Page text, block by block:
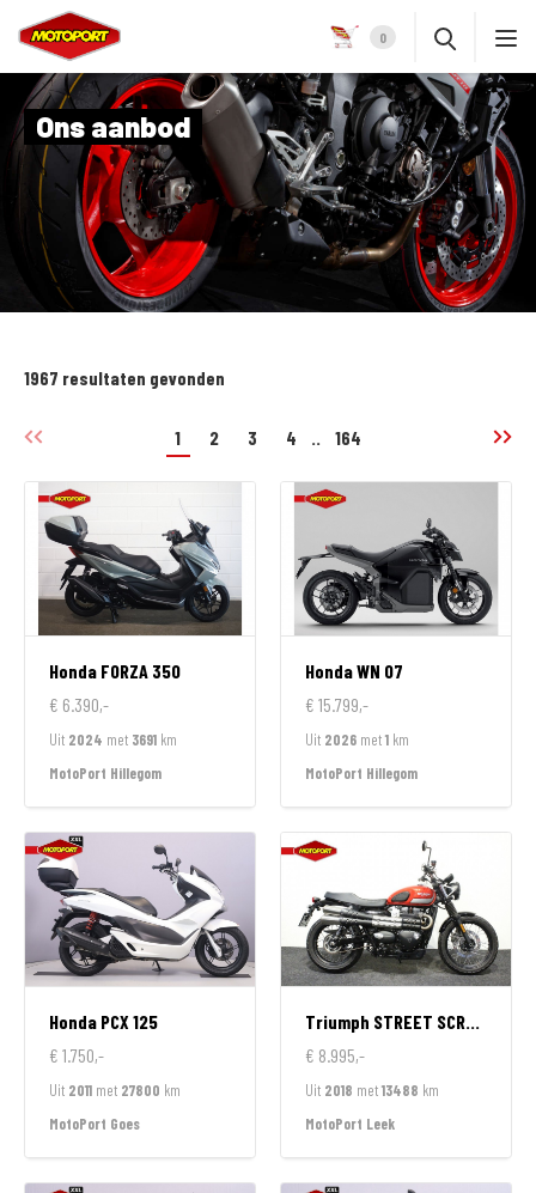
0
Ons aanbod
1967 resultaten gevonden
1 2 3 4 .. 164
Honda FORZA 350
€ 6.390,-
Uit 2024 met 3691 km
MotoPort Hillegom
HondaWN 07
€ 15.799,-
Uit 2026 met1 km
MotoPort Hillegom
Honda PCX 125
€ 1.750,-
Uit 2011 met 27800 km
MotoPort Goes
Triumph STREET SCRAMBLER 900
€ 8.995,-
Uit 2018 met13488 km
MotoPort Leek